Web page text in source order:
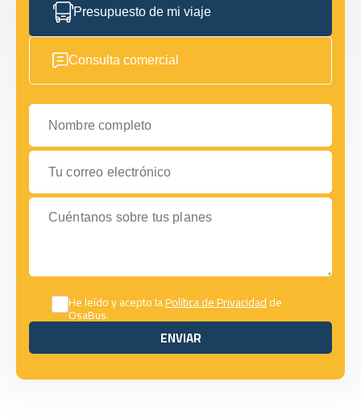
Presupuesto de mi viaje
Consulta comercial
Nombre completo
Tu correo electrónico
Cuéntanos sobre tus planes
He leído y acepto laPolítica de Privacidadde
OsaBus.
ENVIAR
ENVIAR